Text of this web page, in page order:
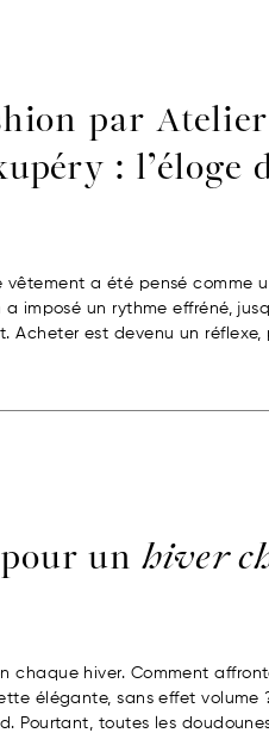
par
: l’éloge
vêtement a été pensé comme
imposé un rythme effréné,
Acheter est devenu un
unhiver
chaque hiver. Comment
élégante, sans effet volume
Pourtant, toutes les